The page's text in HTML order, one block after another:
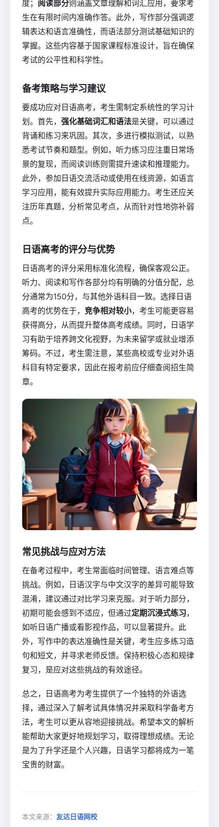
度； 阅读部分则涵盖文章理解和词汇应用，要求考
生在有限时间内准确作答。此外，写作部分强调逻
辑表达和语言准确性，而语法部分测试基础知识的
掌握。这些内容基于国家课程标准设计，旨在确保
考试的公平性和科学性。
备考策略与学习建议
要成功应对日语高考，考生需制定系统性的学习计
划。首先， 强化基础词汇和语法是关键，可以通过
背诵和练习来巩固。其次，多进行模拟测试，以熟
悉考试节奏和题型。例如，听力练习应注重日常场
景的复现，而阅读训练则需提升速读和推理能力。
此外，参加日语交流活动或使用在线资源，如语言
学习应用，能有效提升实际应用能力。考生还应关
注历年真题，分析常见考点，从而针对性地弥补弱
点。
日语高考的评分与优势
日语高考的评分采用标准化流程，确保客观公正。
听力、阅读和写作各部分均有明确的分值分配，总
分通常为150分，与其他外语科目一致。选择日语
高考的优势在于， 竞争相对较小，考生可能更容易
获得高分，从而提升整体高考成绩。同时，日语学
习有助于培养跨文化视野，为未来留学或就业增添
筹码。不过，考生需注意，某些高校或专业对外语
科目有特定要求，因此在报考前应仔细查阅招生简
章。
常见挑战与应对方法
在备考过程中，考生常面临时间管理、语言难点等
挑战。例如，日语汉字与中文汉字的差异可能导致
混淆，建议通过对比学习来克服。对于听力部分，
初期可能会感到不适应，但通过定期沉浸式练习，
如听日语广播或看影视作品，可以显著提升。此
外，写作中的表达准确性是关键，考生应多练习造
句和短文，并寻求老师反馈。保持积极心态和规律
复习，是应对这些挑战的有效途径。
总之，日语高考为考生提供了一个独特的外语选
择，通过深入了解考试具体情况并采取科学备考方
法，考生可以更从容地迎接挑战。希望本文的解析
能帮助大家更好地规划学习，取得理想成绩。无论
是为了升学还是个人兴趣，日语学习都将成为一笔
宝贵的财富。
本文来源： 友达日语网校